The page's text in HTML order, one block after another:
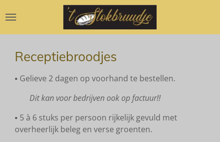
direct
naar
hoofdinhoud
Receptiebroodjes
▪︎ Gelieve 2 dagen op voorhand te bestellen.
Dit kan voor bedrijven ook op factuur!!
▪︎ 5 à 6 stuks per persoon rijkelijk gevuld met
overheerlijk beleg en verse groenten.